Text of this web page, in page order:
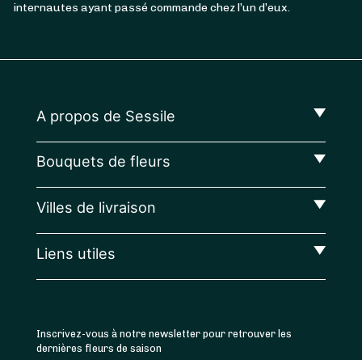
internautes ayant passé commande chez l’un d’eux.
A propos de Sessile
Bouquets de fleurs
Villes de livraison
Liens utiles
Inscrivez-vous à notre newsletter pour retrouver les
dernières fleurs de saison